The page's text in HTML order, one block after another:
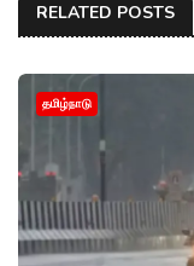
RELATED POSTS
தமிழ்நாடு